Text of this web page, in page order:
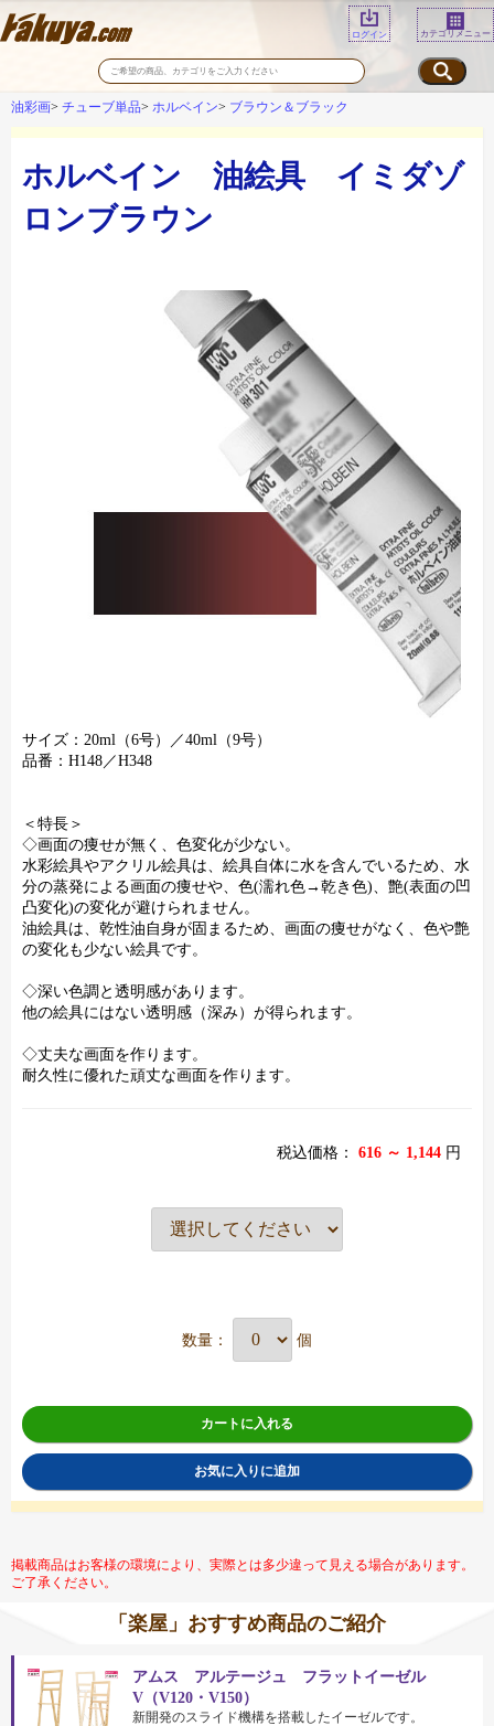
ログイン カテゴリメニュー
油彩画 チューブ単品 ホルベイン ブラウン＆ブラック
ホルベイン 油絵具 イミダゾ
ロンブラウン
サイズ：20ml（6号）／40ml（9号）
品番：H148／H348
＜特長＞
◇画面の痩せが無く、色変化が少ない。
水彩絵具やアクリル絵具は、絵具自体に水を含んでいるため、水
分の蒸発による画面の痩せや、色(濡れ色→乾き色)、艶(表面の凹
凸変化)の変化が避けられません。
油絵具は、乾性油自身が固まるため、画面の痩せがなく、色や艶
の変化も少ない絵具です。
◇深い色調と透明感があります。
他の絵具にはない透明感（深み）が得られます。
◇丈夫な画面を作ります。
耐久性に優れた頑丈な画面を作ります。
税込価格： 616 ～ 1,144 円
数量： 個
カートに入れる
お気に入りに追加
掲載商品はお客様の環境により、実際とは多少違って見える場合があります。
ご了承ください。
「楽屋」おすすめ商品のご紹介
アムス アルテージュ フラットイーゼル
V（V120・V150）
新開発のスライド機構を搭載したイーゼルです。